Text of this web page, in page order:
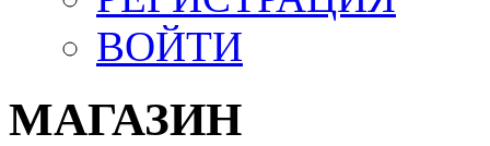
ВОЙТИ
МАГАЗИН